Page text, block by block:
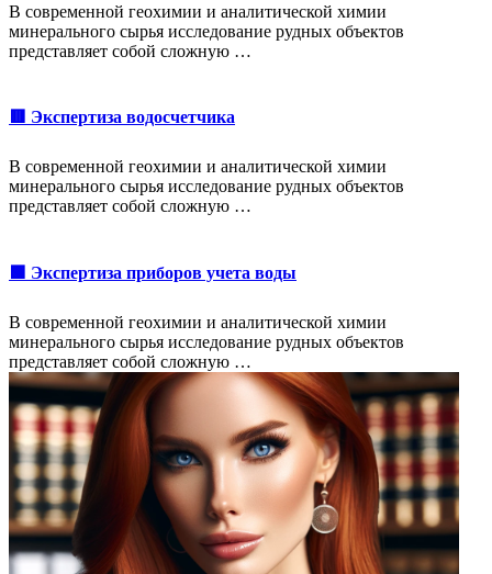
В современной геохимии и аналитической химии
минерального сырья исследование рудных объектов
представляет собой сложную …
🟥 Экспертиза водосчетчика
В современной геохимии и аналитической химии
минерального сырья исследование рудных объектов
представляет собой сложную …
🟩 Экспертиза приборов учета воды
В современной геохимии и аналитической химии
минерального сырья исследование рудных объектов
представляет собой сложную …